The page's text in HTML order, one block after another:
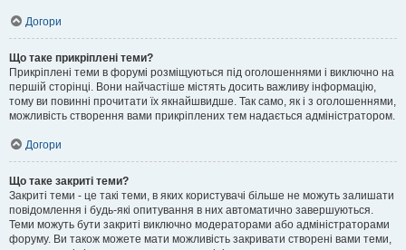
Догори
Що таке прикріплені теми?
Прикріплені теми в форумі розміщуються під оголошеннями і виключно на
першій сторінці. Вони найчастіше містять досить важливу інформацію,
тому ви повинні прочитати їх якнайшвидше. Так само, як і з оголошеннями,
можливість створення вами прикріплених тем надається адміністратором.
Догори
Що таке закриті теми?
Закриті теми - це такі теми, в яких користувачі більше не можуть залишати
повідомлення і будь-які опитування в них автоматично завершуються.
Теми можуть бути закриті виключно модераторами або адміністраторами
форуму. Ви також можете мати можливість закривати створені вами теми,